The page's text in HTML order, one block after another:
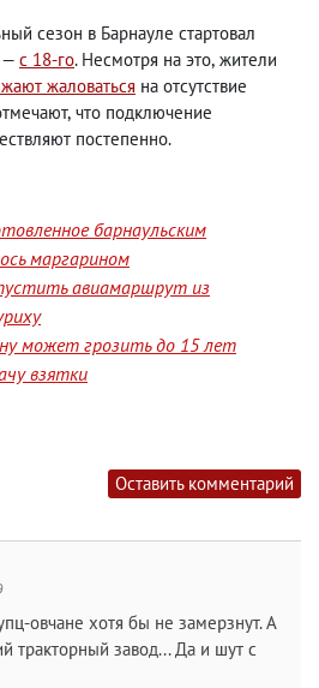
сезон в Барнауле стартовал
— с 18-го. Несмотря на это, жители
жаловаться на отсутствие
, что подключение
постепенно.
барнаульским
маргарином
авиамаршрут из
может грозить до 15 лет
взятки
Оставить комментарий
овчане хотя бы не замерзнут. А
тракторный завод... Да и шут с